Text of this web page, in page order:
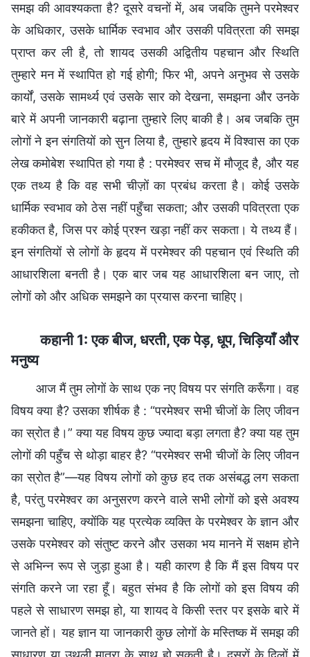
समझ की आवश्यकता है? दूसरे वचनों में, अब जबकि तुमने परमेश्वर
के अधिकार, उसके धार्मिक स्वभाव और उसकी पवित्रता की समझ
प्राप्त कर ली है, तो शायद उसकी अद्वितीय पहचान और स्थिति
तुम्हारे मन में स्थापित हो गई होगी; फिर भी, अपने अनुभव से उसके
कार्यों, उसके सामर्थ्य एवं उसके सार को देखना, समझना और उनके
बारे में अपनी जानकारी बढ़ाना तुम्हारे लिए बाकी है। अब जबकि तुम
लोगों ने इन संगतियों को सुन लिया है, तुम्हारे हृदय में विश्वास का एक
लेख कमोबेश स्थापित हो गया है : परमेश्वर सच में मौजूद है, और यह
एक तथ्य है कि वह सभी चीज़ों का प्रबंध करता है। कोई उसके
धार्मिक स्वभाव को ठेस नहीं पहुँचा सकता; और उसकी पवित्रता एक
हकीकत है, जिस पर कोई प्रश्न खड़ा नहीं कर सकता। ये तथ्य हैं।
इन संगतियों से लोगों के हृदय में परमेश्वर की पहचान एवं स्थिति की
आधारशिला बनती है। एक बार जब यह आधारशिला बन जाए, तो
लोगों को और अधिक समझने का प्रयास करना चाहिए।
कहानी 1: एक बीज, धरती, एक पेड़, धूप, चिड़ियाँ और
मनुष्य
आज मैं तुम लोगों के साथ एक नए विषय पर संगति करूँगा। वह
विषय क्या है? उसका शीर्षक है : “परमेश्वर सभी चीजों के लिए जीवन
का स्रोत है।” क्या यह विषय कुछ ज्यादा बड़ा लगता है? क्या यह तुम
लोगों की पहुँच से थोड़ा बाहर है? “परमेश्वर सभी चीजों के लिए जीवन
का स्रोत है”—यह विषय लोगों को कुछ हद तक असंबद्ध लग सकता
है, परंतु परमेश्वर का अनुसरण करने वाले सभी लोगों को इसे अवश्य
समझना चाहिए, क्योंकि यह प्रत्येक व्यक्ति के परमेश्वर के ज्ञान और
उसके परमेश्वर को संतुष्ट करने और उसका भय मानने में सक्षम होने
से अभिन्न रूप से जुड़ा हुआ है। यही कारण है कि मैं इस विषय पर
संगति करने जा रहा हूँ। बहुत संभव है कि लोगों को इस विषय की
पहले से साधारण समझ हो, या शायद वे किसी स्तर पर इसके बारे में
जानते हों। यह ज्ञान या जानकारी कुछ लोगों के मस्तिष्क में समझ की